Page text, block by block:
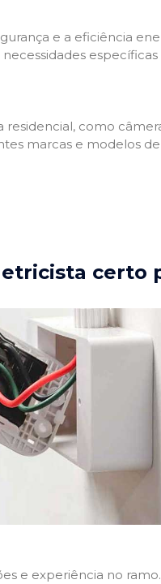
e a eficiência
como
marcas e modelos
certo
e experiência no